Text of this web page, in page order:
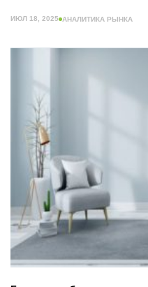
ИЮЛ 18, 2025 АНАЛИТИКА РЫНКА